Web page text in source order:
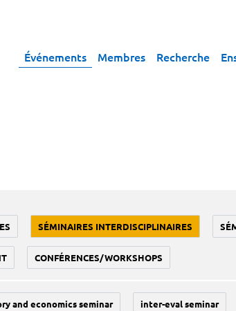
Événements Membres Recherche
SÉMINAIRES INTERDISCIPLINAIRES
CONFÉRENCES/WORKSHOPS
and economics seminar inter-eval seminar